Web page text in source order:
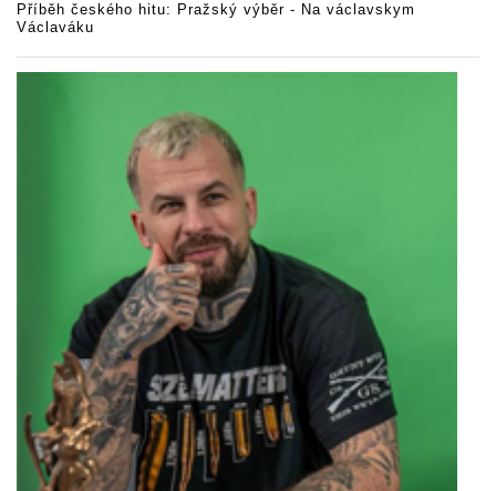
Příběh českého hitu: Pražský výběr - Na václavskym
Václaváku